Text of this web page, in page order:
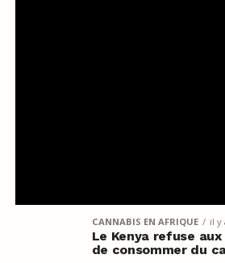
CANNABIS EN AFRIQUE il y
Le Kenya refuse
de consommer du